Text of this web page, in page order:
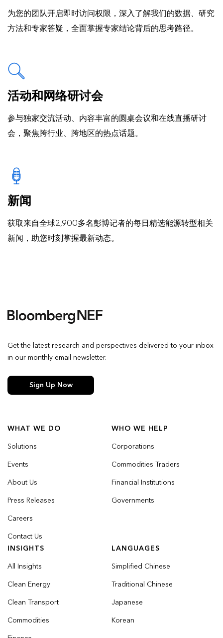
为您的团队开启即时访问权限，深入了解我们的数据、研究
方法和专家答疑，全面掌握专家结论背后的思考路径。
活动和网络研讨会
参与独家交流活动、内容丰富的圆桌会议和在线直播研讨
会，聚焦跨行业、跨地区的热点话题。
新闻
获取来自全球2,900多名彭博记者的每日精选能源转型相关
新闻，助您时刻掌握最新动态。
WHAT WE DO
Solutions
Events
About Us
Press Releases
Careers
Contact Us
WHO WE HELP
Corporations
Commodities Traders
Financial Institutions
Governments
INSIGHTS
All Insights
Clean Energy
Clean Transport
Commodities
LANGUAGES
Simplified Chinese
Traditional Chinese
Japanese
Korean
Get the latest research and perspectives delivered to your inbox
in our monthly email newsletter.
Sign Up Now